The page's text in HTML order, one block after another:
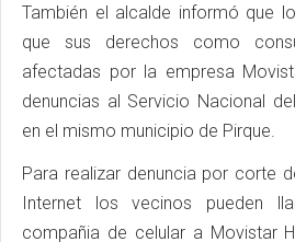
También el alcalde informó que
que sus derechos como
afectadas por la empresa
denuncias al Servicio Nacional
en el mismo municipio de Pirque.
Para realizar denuncia por corte
Internet los vecinos pueden
compañia de celular a Movistar